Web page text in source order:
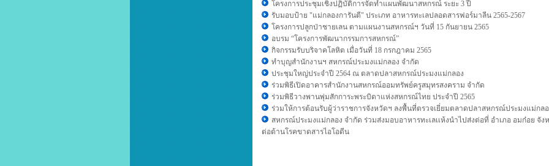
โครงการประชุมเชิงปฏิบัติการจัดทำแผนพัฒนาสหกรณ์ ระยะ 3 ปี
รับมอบป้าย "แม่กลองการันตี" ประเภท อาหารทะเลปลอดสารฟอร์มาลีน 2565-2567
โครงการปลูกป่าชายเลน ตามแผนงานสหกรณ์ฯ วันที่ 15 กันยายน 2565
อบรม “โครงการพัฒนากรรมการสหกรณ์”
กิจกรรมรับบริจาคโลหิต เมื่อวันที่ 18 กรกฎาคม 2565
ทำบุญสำนักงานฯ สหกรณ์ประมงแม่กลอง จำกัด
ประชุมใหญ่ประจำปี 2564 ณ ตลาดปลาสหกรณ์ประมงแม่กลอง
ร่วมพิธีเปิดอาคารสำนักงานสหกรณ์ออมทรัพย์ครูสมุทรสงคราม จำกัด
ร่วมพิธีวางพานพุ่มสักการะพระบิดาแห่งสหกรณ์ไทย ประจำปี 2565
ร่วมให้การต้อนรับผู้ว่าราชการจังหวัดฯ ลงพื้นที่ตรวจเยี่ยมตลาดปลาสหกรณ์ประมงแม่กล
สหกรณ์ประมงแม่กลอง จำกัด ร่วมส่งมอบอาหารทะเลเเห้งนำไปส่งต่อที่ อำเภอ อมก๋อย จั
ต่อต้านโรคขาดสารไอโอดีน